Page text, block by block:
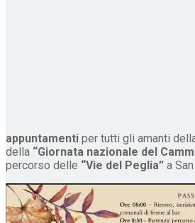
appuntamenti per tutti gli amanti
della “Giornata nazionale del
percorso delle “Vie del Peglia” a